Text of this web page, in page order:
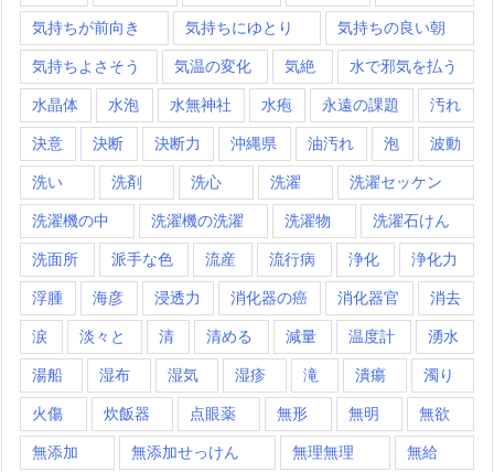
気持ちが前向き 気持ちにゆとり 気持ちの良い朝
気持ちよさそう 気温の変化 気絶 水で邪気を払う
水晶体 水泡 水無神社 水疱 永遠の課題 汚れ
決意 決断 決断力 沖縄県 油汚れ 泡 波動
洗い 洗剤 洗心 洗濯 洗濯セッケン
洗濯機の中 洗濯機の洗濯 洗濯物 洗濯石けん
洗面所 派手な色 流産 流行病 浄化 浄化力
浮腫 海彦 浸透力 消化器の癌 消化器官 消去
涙 淡々と 清 清める 減量 温度計 湧水
湯船 湿布 湿気 湿疹 滝 潰瘍 濁り
火傷 炊飯器 点眼薬 無形 無明 無欲
無添加 無添加せっけん 無理無理 無給